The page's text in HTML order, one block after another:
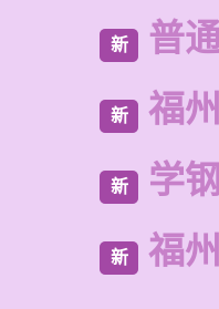
新 普
新 福
新 学
新 福